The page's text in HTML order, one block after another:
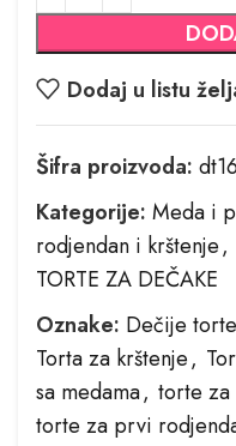
Dodaj u listu
Šifra proizvoda:
Kategorije: Meda i
rodjendan i krštenje,
TORTE ZA DEČAKE
Oznake: Dečije torte
Torta za krštenje,
sa medama, torte
torte za prvi